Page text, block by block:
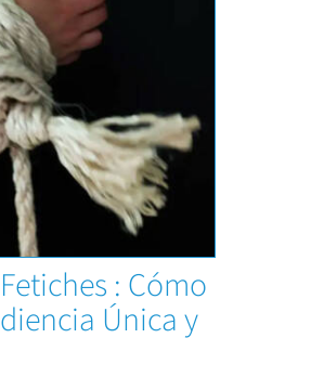
: Cómo
Única y